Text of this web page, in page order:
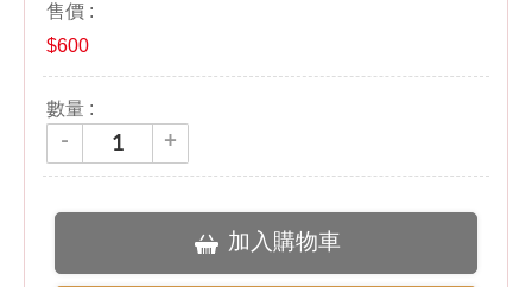
鳳檸酥(單層6入裝)
Mini酥(單層9入裝)
杏仁五穀餅(單層/12入)
綜合酥(單層6口味_鳳檸酥)
售價 :
$600
數量 :
- +
加入購物車